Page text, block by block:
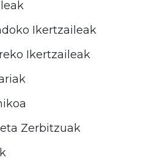
Ikertzaileak
Ikertzaileak
Zerbitzuak